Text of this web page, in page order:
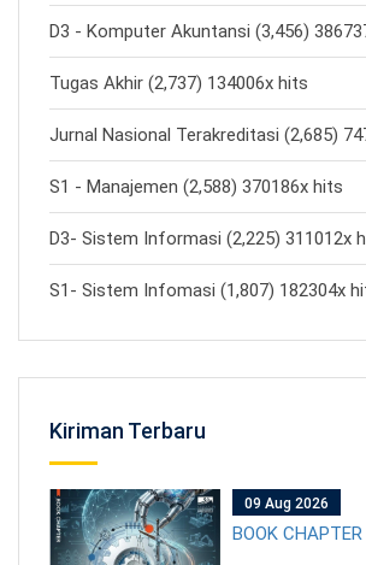
D3 - Komputer Akuntansi (3,456)
Tugas Akhir (2,737) 134006x hits
Jurnal Nasional Terakreditasi (2,685)
S1 - Manajemen (2,588) 370186x hits
D3- Sistem Informasi (2,225) 311012x
S1- Sistem Infomasi (1,807) 182304x
Kiriman Terbaru
09 Aug 2026
BOOK CHAPTER